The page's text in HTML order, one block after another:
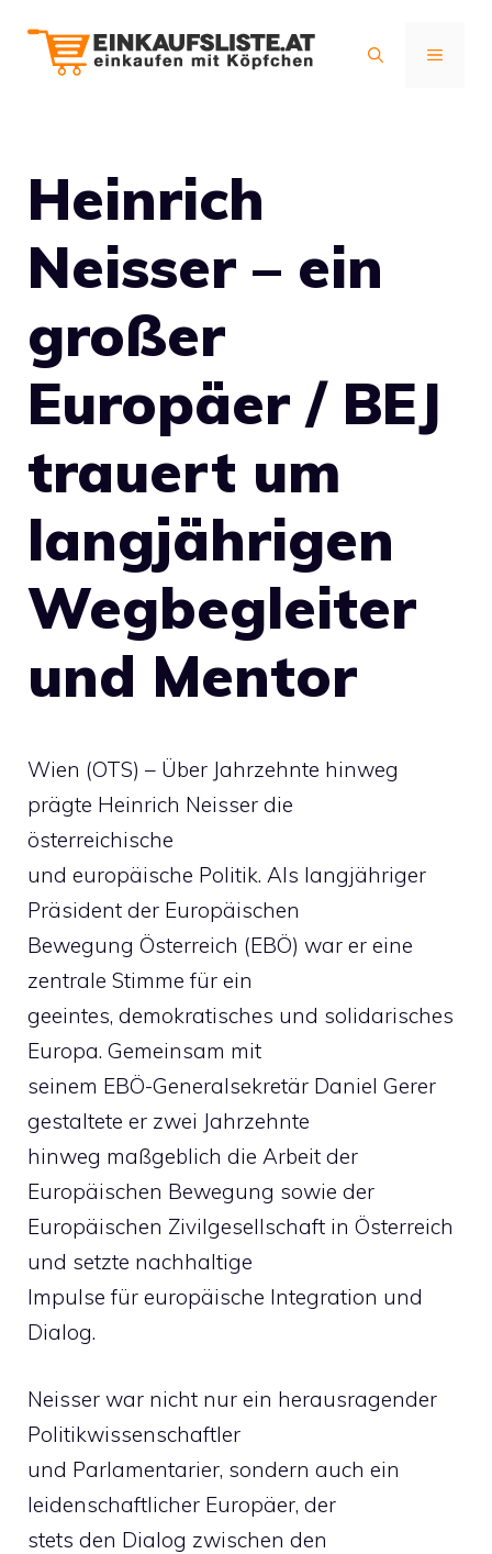
Inhalt
MENÜ
Heinrich
Neisser – ein
großer
Europäer / BEJ
trauert um
langjährigen
Wegbegleiter
und Mentor
Wien (OTS) – Über Jahrzehnte hinweg
prägte Heinrich Neisser die
österreichische
und europäische Politik. Als langjähriger
Präsident der Europäischen
Bewegung Österreich (EBÖ) war er eine
zentrale Stimme für ein
geeintes, demokratisches und solidarisches
Europa. Gemeinsam mit
seinem EBÖ-Generalsekretär Daniel Gerer
gestaltete er zwei Jahrzehnte
hinweg maßgeblich die Arbeit der
Europäischen Bewegung sowie der
Europäischen Zivilgesellschaft in Österreich
und setzte nachhaltige
Impulse für europäische Integration und
Dialog.
Neisser war nicht nur ein herausragender
Politikwissenschaftler
und Parlamentarier, sondern auch ein
leidenschaftlicher Europäer, der
stets den Dialog zwischen den